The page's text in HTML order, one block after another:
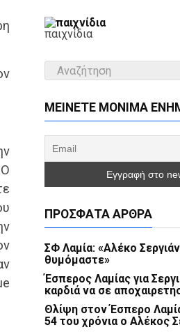
παιχνίδια
ΜΕΊΝΕΤΕ ΜΌΝΙΜΑ
ΠΡΌΣΦΑΤΑ ΆΡΘΡΑ
ΣΦ Λαμία: «Αλέκο
θυμόμαστε»
Έσπερος Λαμίας για
καρδιά να σε
Θλίψη στον Έσπερο
54 του χρόνια ο Αλέκος